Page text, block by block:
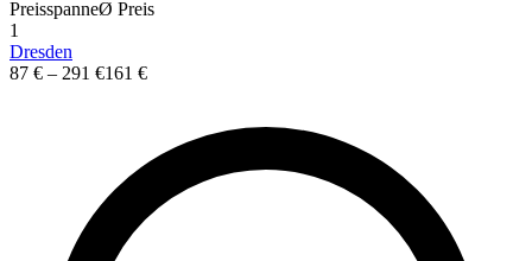
PreisspanneØ Preis
1
Dresden
87 € – 291 €161 €